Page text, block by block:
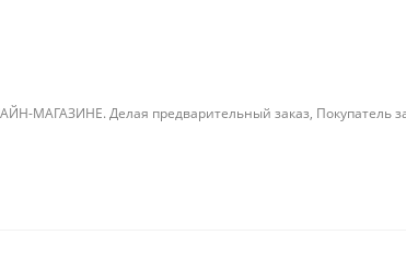
МАГАЗИНЕ. Делая предварительный заказ, Покупатель